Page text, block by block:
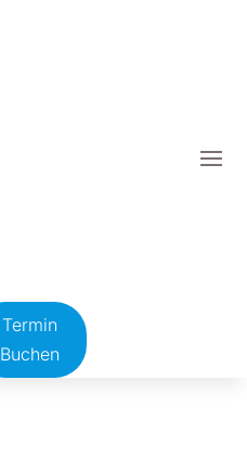
Termin
Buchen